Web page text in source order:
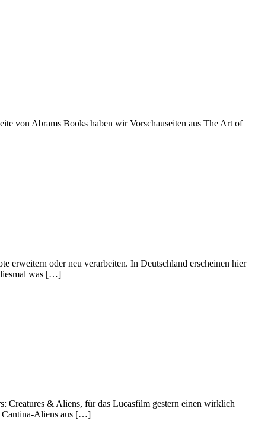
von Abrams Books haben wir Vorschauseiten aus The Art of
erweitern oder neu verarbeiten. In Deutschland erscheinen hier
was […]
Creatures & Aliens, für das Lucasfilm gestern einen wirklich
Cantina-Aliens aus […]